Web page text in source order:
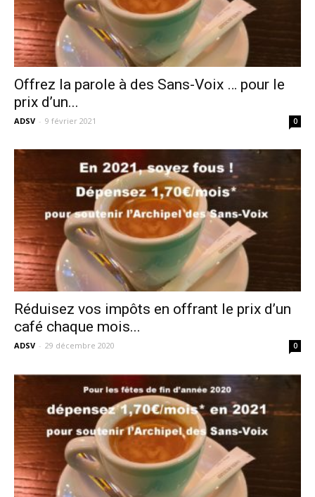
Offrez la parole à des Sans-Voix … pour le
prix d’un...
ADSV - 9 février 2021 0
Réduisez vos impôts en offrant le prix d’un
café chaque mois...
ADSV - 29 décembre 2020 0